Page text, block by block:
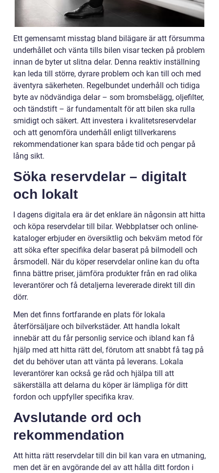
Ett gemensamt misstag bland bilägare är att försumma
underhållet och vänta tills bilen visar tecken på problem
innan de byter ut slitna delar. Denna reaktiv inställning
kan leda till större, dyrare problem och kan till och med
äventyra säkerheten. Regelbundet underhåll och tidiga
byte av nödvändiga delar – som bromsbelägg, oljefilter,
och tändstift – är fundamentalt för att bilen ska rulla
smidigt och säkert. Att investera i kvalitetsreservdelar
och att genomföra underhåll enligt tillverkarens
rekommendationer kan spara både tid och pengar på
lång sikt.
Söka reservdelar – digitalt
och lokalt
I dagens digitala era är det enklare än någonsin att hitta
och köpa reservdelar till bilar. Webbplatser och online-
kataloger erbjuder en översiktlig och bekväm metod för
att söka efter specifika delar baserat på bilmodell och
årsmodell. När du köper reservdelar online kan du ofta
finna bättre priser, jämföra produkter från en rad olika
leverantörer och få detaljerna levererade direkt till din
dörr.
Men det finns fortfarande en plats för lokala
återförsäljare och bilverkstäder. Att handla lokalt
innebär att du får personlig service och ibland kan få
hjälp med att hitta rätt del, förutom att snabbt få tag på
det du behöver utan att vänta på leverans. Lokala
leverantörer kan också ge råd och hjälpa till att
säkerställa att delarna du köper är lämpliga för ditt
fordon och uppfyller specifika krav.
Avslutande ord och
rekommendation
Att hitta rätt reservdelar till din bil kan vara en utmaning,
men det är en avgörande del av att hålla ditt fordon i